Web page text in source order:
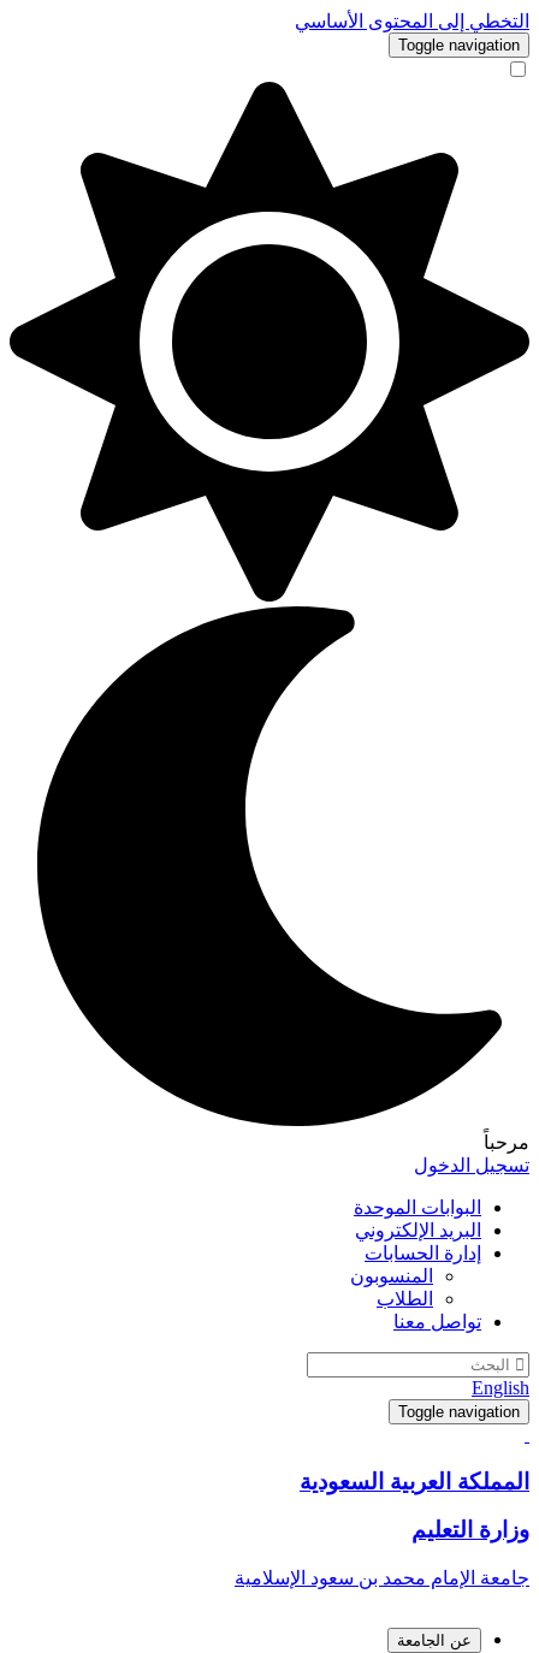
التخطي إلى المحتوى الأساسي
Toggle navigation
مرحباً
تسجيل الدخول
البوابات الموحدة
البريد الإلكتروني
إدارة الحسابات
المنسوبون
الطلاب
تواصل معنا
English
Toggle navigation
المملكة العربية السعودية
وزارة التعليم
جامعة الإمام محمد بن سعود الإسلامية
عن الجامعة